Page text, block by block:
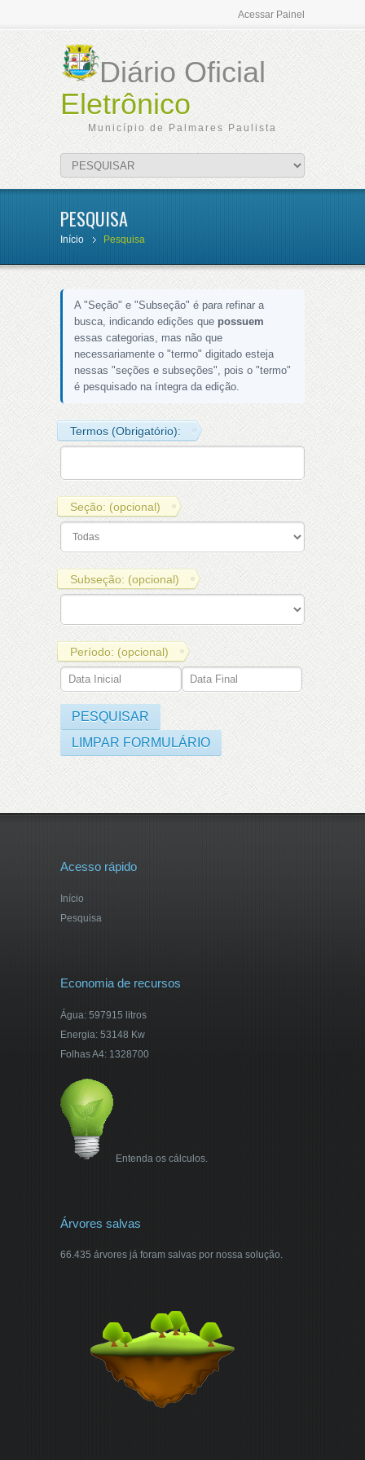
Acessar Painel
Diário Oficial
Eletrônico
Município de Palmares Paulista
PESQUISA
Início Pesquisa
A "Seção" e "Subseção" é para refinar a
busca, indicando edições que possuem
essas categorias, mas não que
necessariamente o "termo" digitado esteja
nessas "seções e subseções", pois o "termo"
é pesquisado na íntegra da edição.
Termos (Obrigatório):
Seção: (opcional)
Subseção: (opcional)
Período: (opcional)
Acesso rápido
Início
Pesquisa
Economia de recursos
Água: 597915 litros
Energia: 53148 Kw
Folhas A4: 1328700
Entenda os cálculos.
Árvores salvas
66.435 árvores já foram salvas por nossa solução.